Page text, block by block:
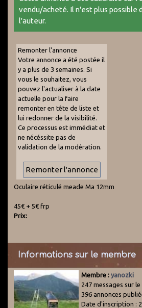
vendu/acheté. Il n'est plus possible
l'auteur.
Remonter l'annonce
Votre annonce a été postée il
y a plus de 3 semaines. Si
vous le souhaitez, vous
pouvez l'actualiser à la date
actuelle pour la faire
remonter en tête de liste et
lui redonner de la visibilité.
Ce processus est immédiat et
ne nécéssite pas de
validation de la modération.
Oculaire réticulé meade Ma 12mm
45€ + 5€ frp
Prix:
Informations sur le membre
Membre : yanozki
247 messages sur
396 annonces
Date d'inscription :